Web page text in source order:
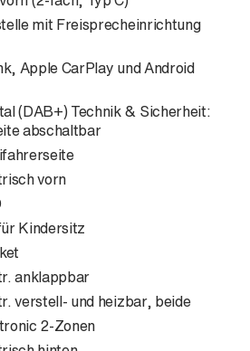
mit Freisprecheinrichtung
Apple CarPlay und Android
(DAB+) Technik & Sicherheit:
abschaltbar
vorn
Kindersitz
anklappbar
verstell- und heizbar, beide
2-Zonen